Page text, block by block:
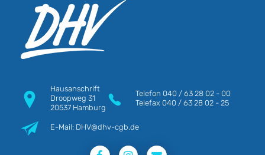
Hausanschrift
Droopweg 31
20537 Hamburg
Telefon 040 / 63 28 02 - 00
Telefax 040 / 63 28 02 - 25
E-Mail: DHV@dhv-cgb.de